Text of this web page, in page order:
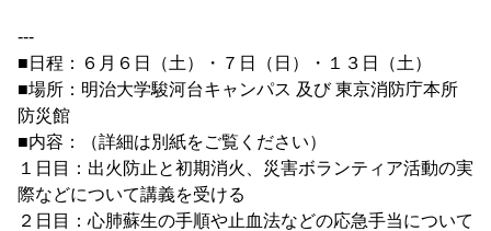
---
■日程：６月６日（土）・７日（日）・１３日（土）
■場所：明治大学駿河台キャンパス 及び 東京消防庁本所
防災館
■内容：（詳細は別紙をご覧ください）
１日目：出火防止と初期消火、災害ボランティア活動の実
際などについて講義を受ける
２日目：心肺蘇生の手順や止血法などの応急手当について